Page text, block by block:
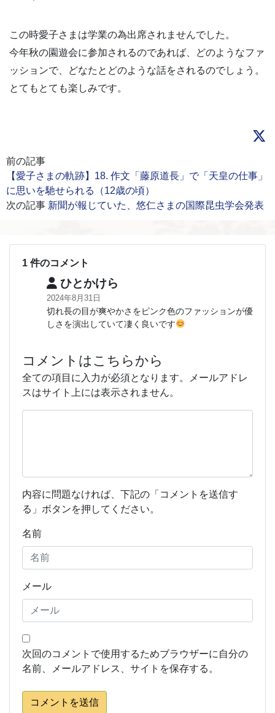
この時愛子さまは学業の為出席されませんでした。
今年秋の園遊会に参加されるのであれば、どのようなファ
ッションで、どなたとどのような話をされるのでしょう。
とてもとても楽しみです。
前の記事
【愛子さまの軌跡】18. 作文「藤原道長」で「天皇の仕事」
に思いを馳せられる（12歳の頃）
次の記事 新聞が報じていた、悠仁さまの国際昆虫学会発表
1 件のコメント
ひとかけら
2024年8月31日
切れ長の目が爽やかさをピンク色のファッションが優
しさを演出していて凄く良いです
コメントはこちらから
全ての項目に入力が必須となります。メールアドレ
スはサイト上には表示されません。
内容に問題なければ、下記の「コメントを送信す
る」ボタンを押してください。
名前
メール
次回のコメントで使用するためブラウザーに自分の
名前、メールアドレス、サイトを保存する。
コメントを送信